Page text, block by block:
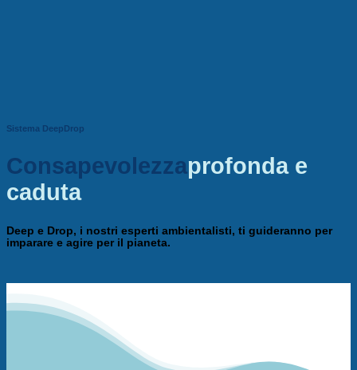
Sistema DeepDrop
Consapevolezzaprofonda e
caduta
Deep e Drop, i nostri esperti ambientalisti, ti guideranno per
imparare e agire per il pianeta.